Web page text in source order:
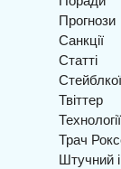
Прогнози
Санкції
Статті
Твіттер
Технології
Трач
Штучний